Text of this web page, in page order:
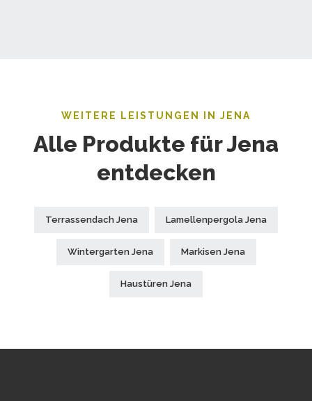
WEITERE LEISTUNGEN IN JENA
Alle Produkte für Jena
entdecken
Terrassendach Jena Lamellenpergola Jena
Wintergarten Jena Markisen Jena
Haustüren Jena